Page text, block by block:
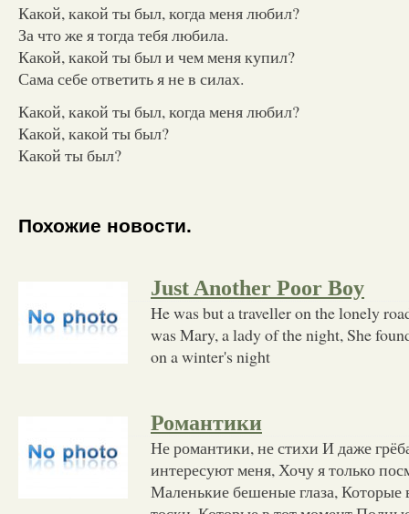
Какой, какой ты был, когда меня любил?
За что же я тогда тебя любила.
Какой, какой ты был и чем меня купил?
Сама себе ответить я не в силах.
Какой, какой ты был, когда меня любил?
Какой, какой ты был?
Какой ты был?
Похожие новости.
Just Another Poor Boy
He was but a traveller on the lonely
was Mary, a lady of the night, She
on a winter's night
Романтики
Не романтики, не стихи И даже
интересуют меня, Хочу я только
Маленькие бешеные глаза,